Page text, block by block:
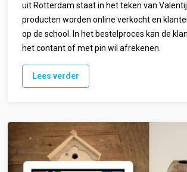
uit Rotterdam staat in het teken van
producten worden online verkocht en
op de school. In het bestelproces kan de
het contant of met pin wil afrekenen.
Lees verder